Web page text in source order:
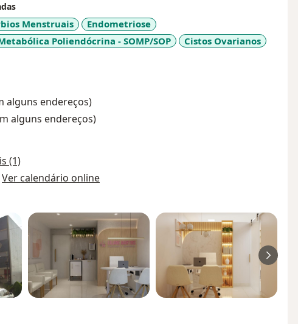
Menstruais
Endometriose
Poliendócrina - SOMP/SOP
Cistos Ovarianos
alguns endereços)
alguns endereços)
(1)
Ver calendário online